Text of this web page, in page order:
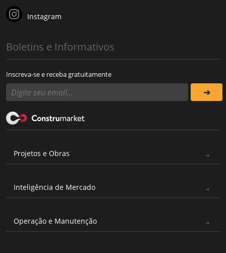
Instagram
Boletins e Informativos
Inscreva-se e receba gratuitamente
Projetos e Obras
Inteligência de Mercado
Operação e Manutenção